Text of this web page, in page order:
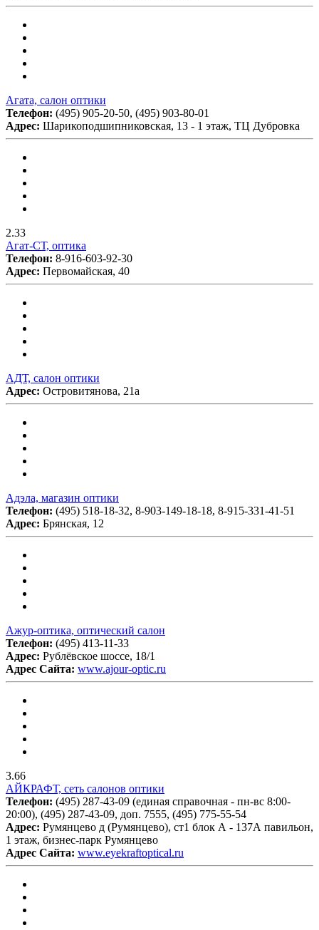
Агата, салон оптики
Телефон: (495) 905-20-50, (495) 903-80-01
Адрес: Шарикоподшипниковская, 13 - 1 этаж, ТЦ Дубровка
2.33
Агат-СТ, оптика
Телефон: 8-916-603-92-30
Адрес: Первомайская, 40
АДТ, салон оптики
Адрес: Островитянова, 21а
Адэла, магазин оптики
Телефон: (495) 518-18-32, 8-903-149-18-18, 8-915-331-41-51
Адрес: Брянская, 12
Ажур-оптика, оптический салон
Телефон: (495) 413-11-33
Адрес: Рублёвское шоссе, 18/1
Адрес Сайта: www.ajour-optic.ru
3.66
АЙКРАФТ, сеть салонов оптики
Телефон: (495) 287-43-09 (единая справочная - пн-вс 8:00-
20:00), (495) 287-43-09, доп. 7555, (495) 775-55-54
Адрес: Румянцево д (Румянцево), ст1 блок А - 137А павильон,
1 этаж, бизнес-парк Румянцево
Адрес Сайта: www.eyekraftoptical.ru